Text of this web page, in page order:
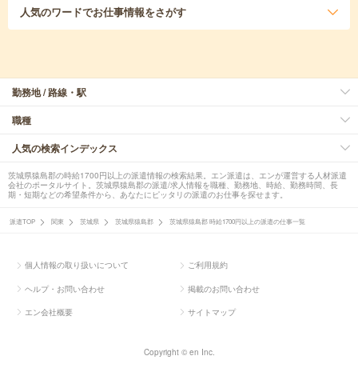
人気のワードでお仕事情報をさがす
勤務地 / 路線・駅
職種
人気の検索インデックス
茨城県猿島郡の時給1700円以上の派遣情報の検索結果。エン派遣は、エンが運営する人材派遣
会社のポータルサイト。茨城県猿島郡の派遣/求人情報を職種、勤務地、時給、勤務時間、長
期・短期などの希望条件から、あなたにピッタリの派遣のお仕事を探せます。
派遣TOP 関東 茨城県 茨城県猿島郡 茨城県猿島郡 時給1700円以上の派遣の仕事一覧
個人情報の取り扱いについて ご利用規約
ヘルプ・お問い合わせ 掲載のお問い合わせ
エン会社概要 サイトマップ
Copyright © en Inc.